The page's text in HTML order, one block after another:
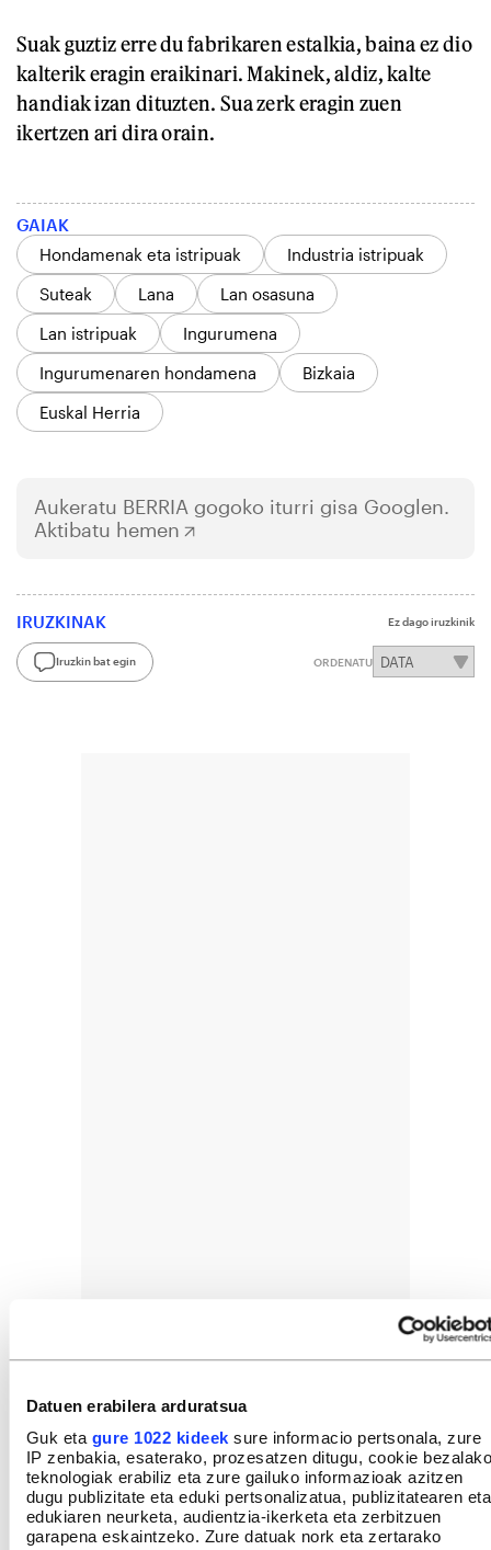
Datuen erabilera arduratsua
Guk eta gure 1022 kideek sure informacio pertsonala, zure
IP zenbakia, esaterako, prozesatzen ditugu, cookie bezalako
teknologiak erabiliz eta zure gailuko informazioak azitzen
dugu publizitate eta eduki pertsonalizatua, publizitatearen eta
edukiaren neurketa, audientzia-ikerketa eta zerbitzuen
garapena eskaintzeko. Zure datuak nork eta zertarako
Suak guztiz erre du fabrikaren estalkia, baina ez dio
kalterik eragin eraikinari. Makinek, aldiz, kalte
handiak izan dituzten. Sua zerk eragin zuen
ikertzen ari dira orain.
GAIAK
Hondamenak eta istripuak
Industria istripuak
Suteak
Lana
Lan osasuna
Lan istripuak
Ingurumena
Ingurumenaren hondamena
Bizkaia
Euskal Herria
Aukeratu BERRIA gogoko iturri gisa Googlen.
Aktibatu hemen
IRUZKINAK Ez dago iruzkinik
Iruzkin bat egin ORDENATU
GEHIEN IRAKURRIAK